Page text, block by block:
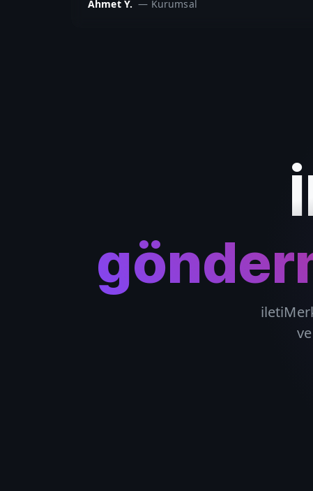
Ahmet Y. — Kurumsal